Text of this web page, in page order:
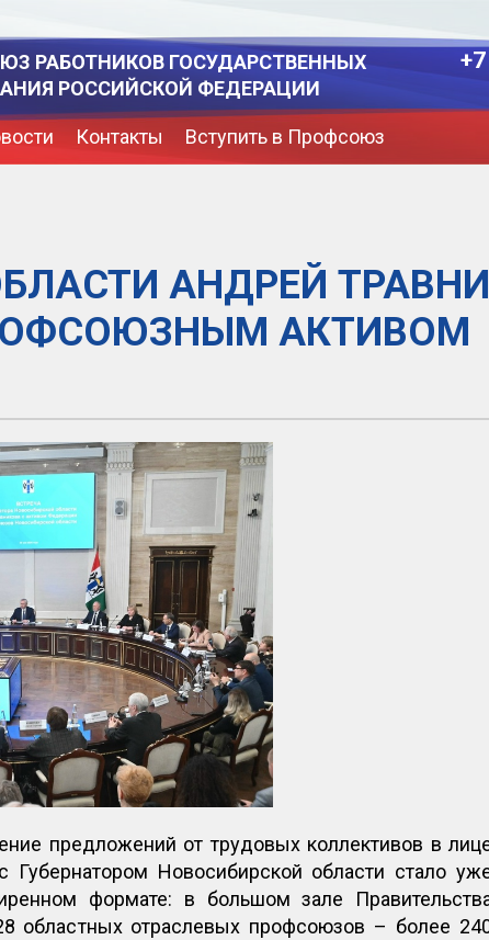
РАБОТНИКОВ ГОСУДАРСТВЕННЫХ
РОССИЙСКОЙ ФЕДЕРАЦИИ
Контакты Вступить в Профсоюз
АНДРЕЙ
АКТИВОМ
предложений от трудовых коллективов в
Новосибирской области стало
формате: в большом зале
областных отраслевых профсоюзов – более